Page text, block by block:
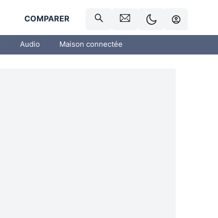
COMPARER
Audio Maison connectée